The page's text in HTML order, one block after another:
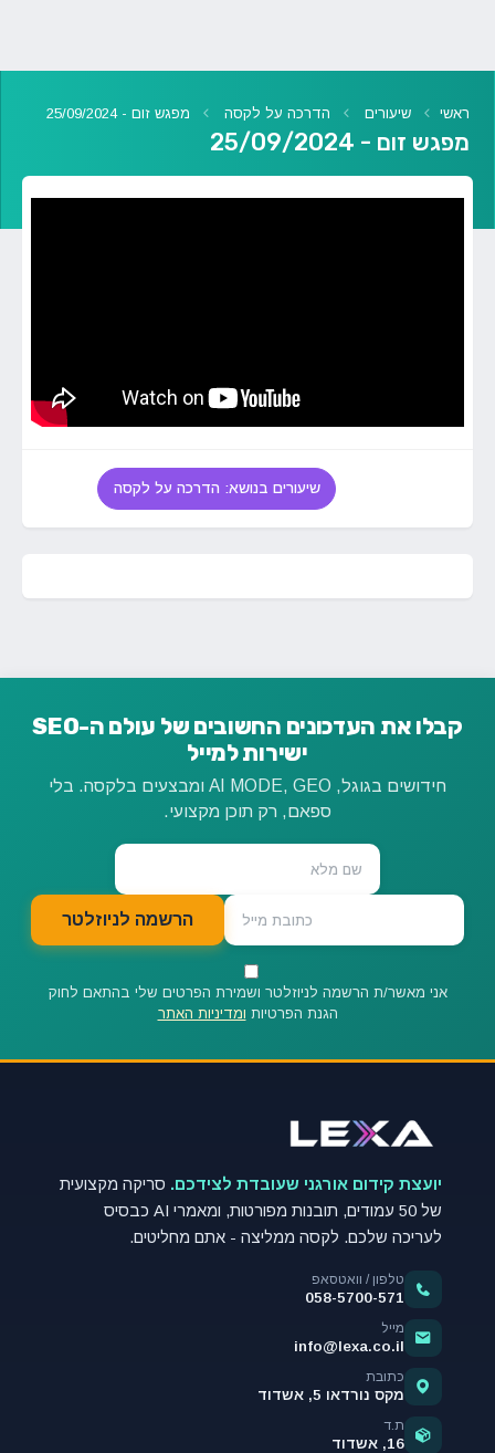
ראשי שיעורים הדרכה על לקסה מפגש זום - 25/09/2024
מפגש זום - 25/09/2024
שיעורים בנושא: הדרכה על לקסה
קבלו את העדכונים החשובים של עולם ה-SEO
ישירות למייל
חידושים בגוגל, AI MODE, GEO ומבצעים בלקסה. בלי
ספאם, רק תוכן מקצועי.
הרשמה לניוזלטר
אני מאשר/ת הרשמה לניוזלטר ושמירת הפרטים שלי בהתאם לחוק
הגנת הפרטיות ומדיניות האתר
יועצת קידום אורגני שעובדת לצידכם. סריקה מקצועית
של 50 עמודים, תובנות מפורטות, ומאמרי AI כבסיס
לעריכה שלכם. לקסה ממליצה - אתם מחליטים.
טלפון / וואטסאפ
058-5700-571
מייל
info@lexa.co.il
כתובת
מקס נורדאו 5, אשדוד
ת.ד
16, אשדוד